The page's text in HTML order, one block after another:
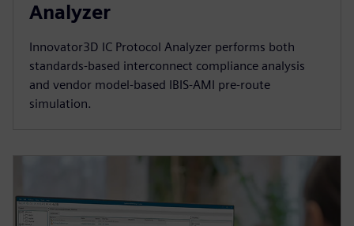
Analyzer
Innovator3D IC Protocol Analyzer performs both
standards-based interconnect compliance analysis
and vendor model-based IBIS-AMI pre-route
simulation.